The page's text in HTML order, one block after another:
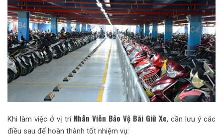
Khi làm việc ở vị trí Nhân Viên Bảo Vệ Bãi Giữ Xe, cần lưu ý các
điều sau để hoàn thành tốt nhiệm vụ: